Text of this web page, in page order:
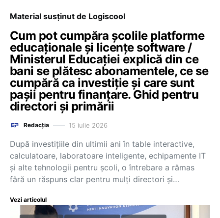
Material susținut de Logiscool
Cum pot cumpăra școlile platforme
educaționale și licențe software /
Ministerul Educației explică din ce
bani se plătesc abonamentele, ce se
cumpără ca investiție și care sunt
pașii pentru finanțare. Ghid pentru
directori și primării
Redacția 15 iulie 2026
După investițiile din ultimii ani în table interactive,
calculatoare, laboratoare inteligente, echipamente IT
și alte tehnologii pentru școli, o întrebare a rămas
fără un răspuns clar pentru mulți directori și…
Vezi articolul